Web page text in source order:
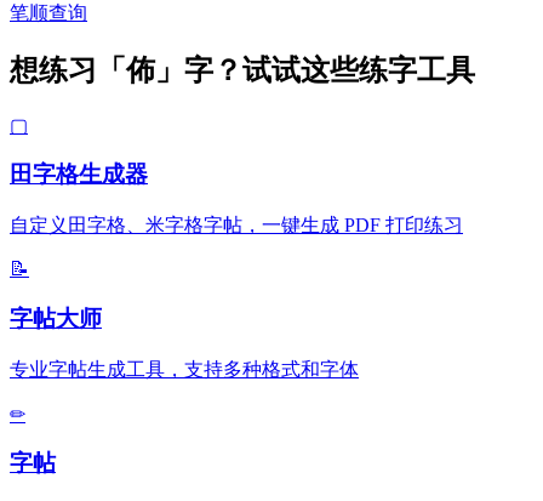
笔顺查询
想练习「佈」字？试试这些练字工具
▢
田字格生成器
自定义田字格、米字格字帖，一键生成 PDF 打印练习
📝
字帖大师
专业字帖生成工具，支持多种格式和字体
✏
字帖